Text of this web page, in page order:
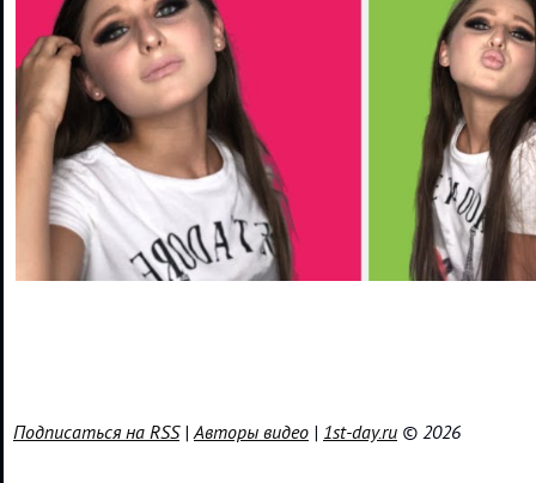
Подписаться на RSS|Авторы видео | 1st-day.ru © 2026